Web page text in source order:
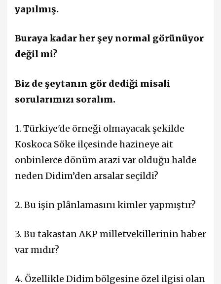
yapılmış.
Buraya kadar her şey normal görünüyor
değil mi?
Biz de şeytanın gör dediği misali
sorularımızı soralım.
1. Türkiye'de örneği olmayacak şekilde
Koskoca Söke ilçesinde hazineye ait
onbinlerce dönüm arazi var olduğu halde
neden Didim’den arsalar seçildi?
2. Bu işin plânlamasını kimler yapmıştır?
3. Bu takastan AKP milletvekillerinin haber
var mıdır?
4. Özellikle Didim bölgesine özel ilgisi olan